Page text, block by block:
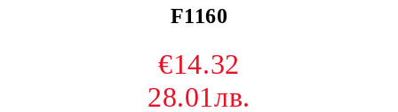
F1160
€14.32
28.01лв.